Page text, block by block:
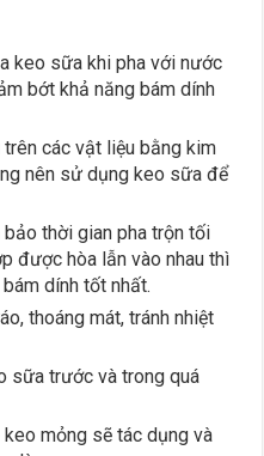
keo sữa khi pha với nước
bớt khả năng bám dính
các vật liệu bằng kim
nên sử dụng keo sữa để
thời gian pha trộn tối
được hòa lẫn vào nhau thì
dính tốt nhất.
thoáng mát, tránh nhiệt
sữa trước và trong quá
mỏng sẽ tác dụng và